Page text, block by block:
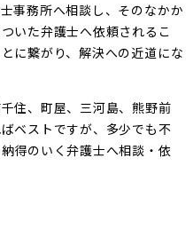
事務所へ相談し、そのなかか
いた弁護士へ依頼されるこ
に繋がり、解決への近道にな
住、町屋、三河島、熊野前
ベストですが、多少でも不
得のいく弁護士へ相談・依